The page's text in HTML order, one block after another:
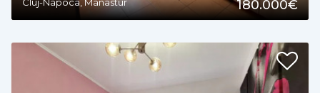
180.000€